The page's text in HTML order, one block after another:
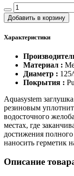
Добавить в корзину
Характеристики
Материал :
Диаметр :
Покрытия :
Aquasystem
резиновым
водосточного
местах, где
достижения
наносить герметик
Описание